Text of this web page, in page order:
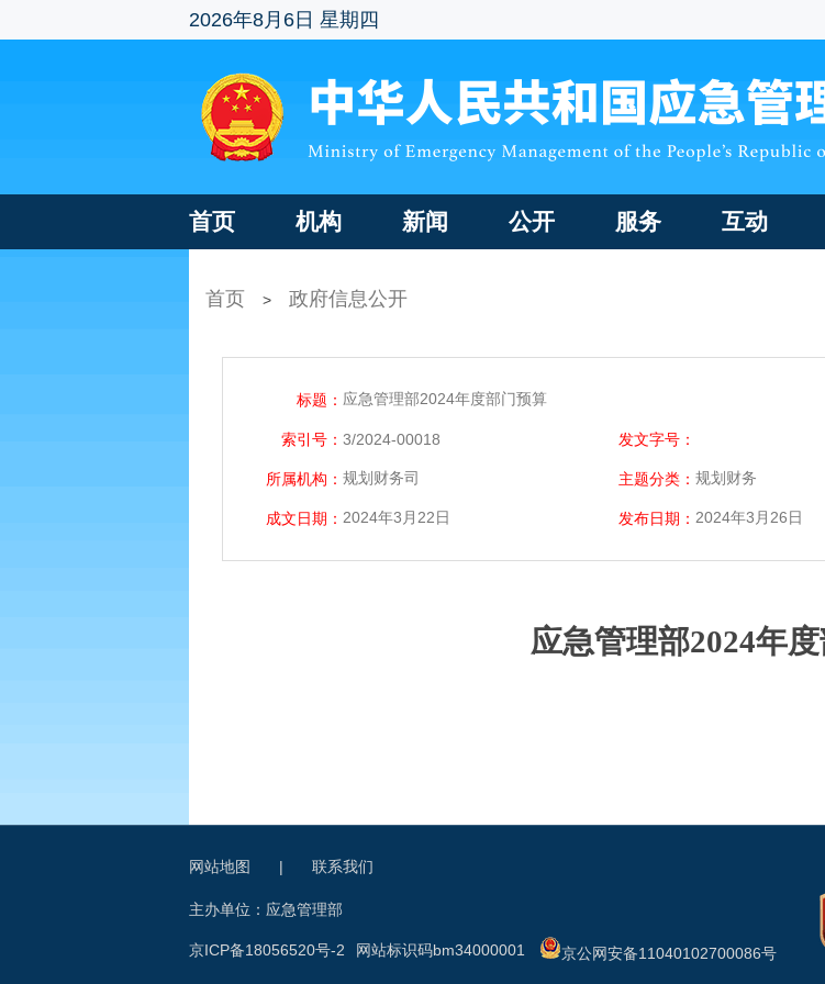
2026年8月6日 星期四
首页 机构 新闻 公开 服务 互动
首页 > 政府信息公开
标题： 应急管理部2024年度部门预算
索引号： 3/2024-00018 发文字号：
所属机构： 规划财务司 主题分类： 规划财务
成文日期： 2024年3月22日 发布日期： 2024年3月26日
应急管理部2024年
网站地图 | 联系我们
主办单位：应急管理部
网站标识码bm34000001
京ICP备18056520号-2 京公网安备11040102700086号